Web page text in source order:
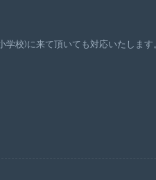
校)に来て頂いても対応いたします